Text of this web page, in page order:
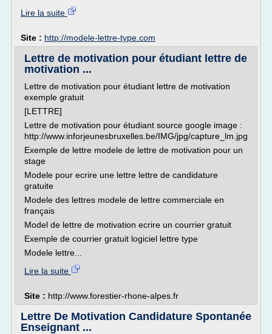
Lire la suite
Site : http://modele-lettre-type.com
Lettre de motivation pour étudiant lettre de
motivation ...
Lettre de motivation pour étudiant lettre de motivation
exemple gratuit
[LETTRE]
Lettre de motivation pour étudiant source google image :
http://www.inforjeunesbruxelles.be/IMG/jpg/capture_lm.jpg
Exemple de lettre modele de lettre de motivation pour un
stage
Modele pour ecrire une lettre lettre de candidature
gratuite
Modele des lettres modele de lettre commerciale en
français
Model de lettre de motivation ecrire un courrier gratuit
Exemple de courrier gratuit logiciel lettre type
Modele lettre...
Lire la suite
Site : http://www.forestier-rhone-alpes.fr
Lettre De Motivation Candidature Spontanée
Enseignant ...